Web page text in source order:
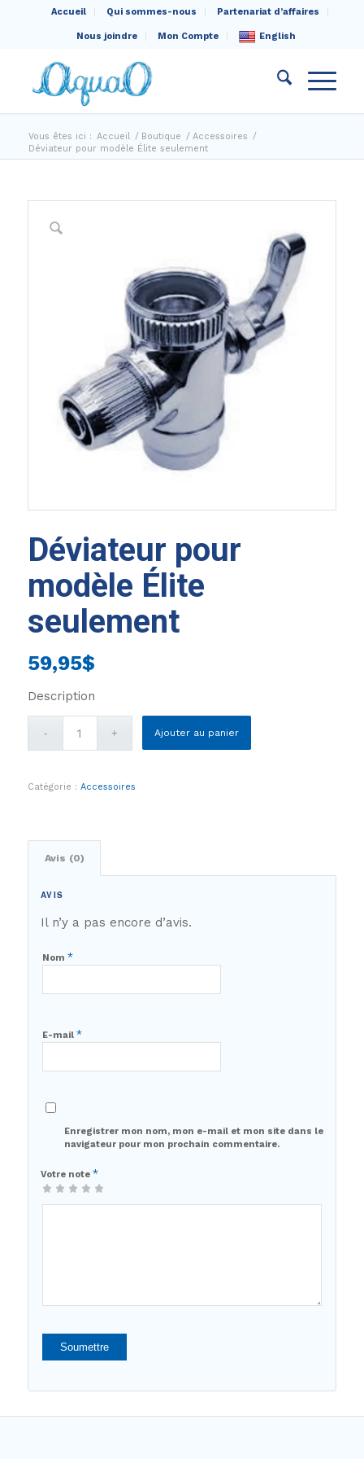
Accueil Qui sommes-nous Partenariat d’affaires
Nous joindre Mon Compte English
Vous êtes ici : Accueil / Boutique / Accessoires /
Déviateur pour modèle Élite seulement
Déviateur pour
modèle Élite
seulement
59,95$
Description
Ajouter au panier
Catégorie : Accessoires
Avis (0)
AVIS
Il n’y a pas encore d’avis.
Nom *
E-mail *
Enregistrer mon nom, mon e-mail et mon site dans le
navigateur pour mon prochain commentaire.
Votre note *
1 étoile
2 étoiles
3 étoiles
4 étoiles
5 étoiles